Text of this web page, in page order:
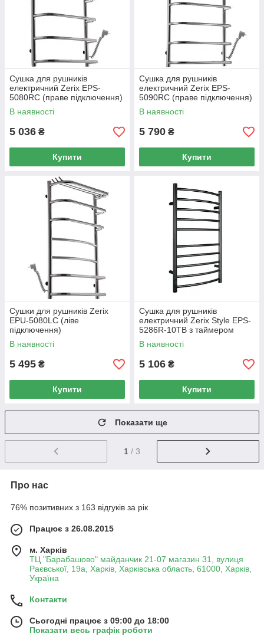
Сушка для рушників
електричний Zerix EPS-
5080RC (праве підключення)
В наявності
5 036 ₴
Купити
Сушка для рушників
електричний Zerix EPS-
5090RC (праве підключення)
В наявності
5 790 ₴
Купити
Сушки для рушників Zerix
EPU-5080LC (ліве
підключення)
В наявності
5 495 ₴
Купити
Сушка для рушників
електричний Zerix Style EPS-
5286R-10TB з таймером
В наявності
5 106 ₴
Купити
Показати ще
1 / 3
Про нас
76% позитивних з 163 відгуків за рік
Працює з 26.08.2015
м. Харків
ТЦ "Барабашово" майданчик 21-07 магазин 31, вулиця
Раєвської, 19а, Харків, Харківська область, 61000, Харків,
Україна
Контакти
Сьогодні працює з 09:00 до 18:00
Показати весь графік роботи